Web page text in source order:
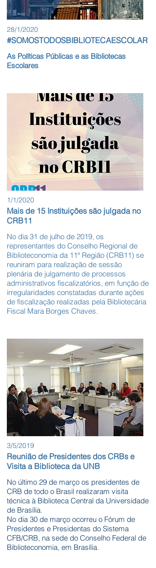
28/1/2020
#SOMOSTODOSBIBLIOTECAESCOLAR
As Políticas Públicas e as Bibliotecas
Escolares
1/1/2020
Mais de 15 Instituições são julgada no
CRB11
No dia 31 de julho de 2019, os
representantes do Conselho Regional de
Biblioteconomia da 11ª Região (CRB11) se
reuniram para realização de sessão
plenária de julgamento de processos
administrativos fiscalizatórios, em função de
irregularidades constatadas durante ações
de fiscalização realizadas pela Bibliotecária
Fiscal Mara Borges Chaves.
3/5/2019
Reunião de Presidentes dos CRBs e
Visita a Biblioteca da UNB
No último 29 de março os presidentes de
CRB de todo o Brasil realizaram visita
técnica à Biblioteca Central da Universidade
de Brasília.
No dia 30 de março ocorreu o Fórum de
Presidentes e Presidentas do Sistema
CFB/CRB, na sede do Conselho Federal de
Biblioteconomia, em Brasília.